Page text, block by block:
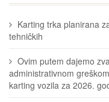
Karting trka planirana
tehničkih
Ovim putem dajemo
administrativnom
karting vozila za 2026.